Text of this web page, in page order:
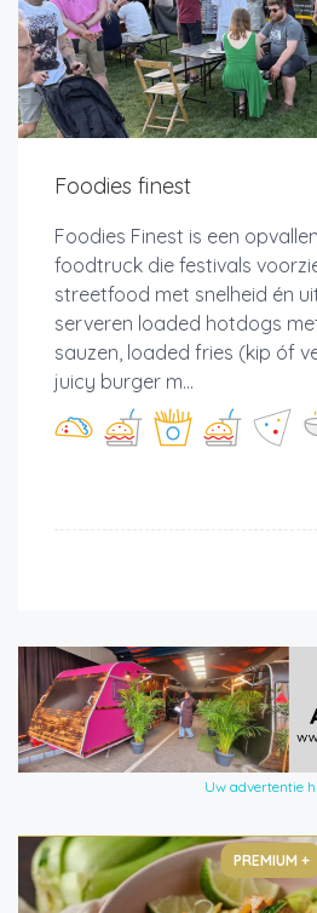
Foodies finest
Foodies Finest is een
foodtruck die festivals
streetfood met snelheid én
serveren loaded hotdogs
sauzen, loaded fries (kip óf
juicy burger m...
Uw advertentie
PREMIUM +